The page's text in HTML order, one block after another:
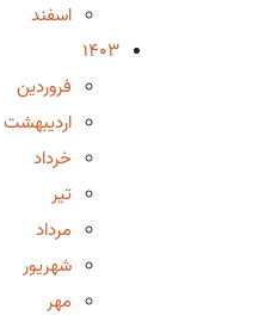
اسفند
1403
فروردین
اردیبهشت
خرداد
تیر
مرداد
شهریور
مهر